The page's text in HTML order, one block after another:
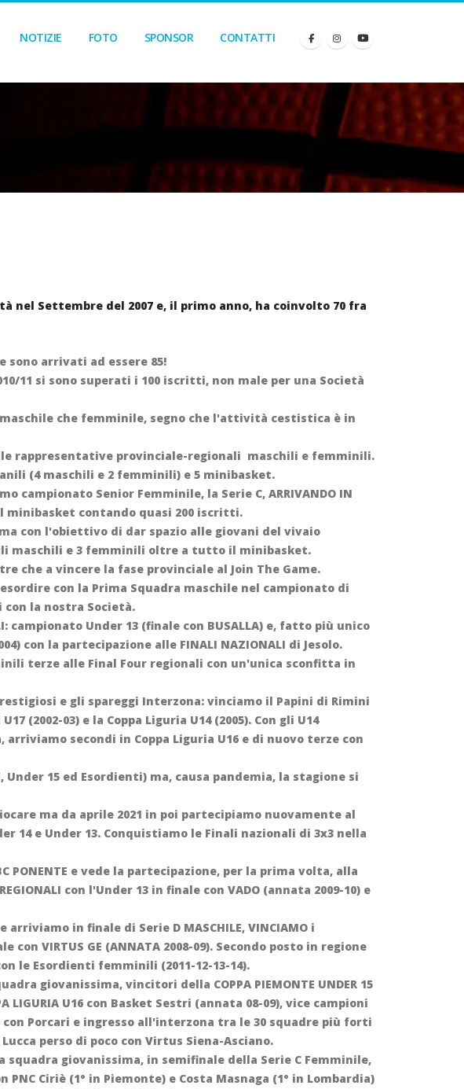
NOTIZIE FOTO SPONSOR CONTATTI
nel Settembre del 2007 e, il primo anno, ha coinvolto 70 fra
sono arrivati ad essere 85!
11 si sono superati i 100 iscritti, non male per una Società
che femminile, segno che l'attività cestistica è in
rappresentative provinciale-regionali maschili e femminili.
(4 maschili e 2 femminili) e 5 minibasket.
Senior Femminile, la Serie C, ARRIVANDO IN
minibasket contando quasi 200 iscritti.
con l'obiettivo di dar spazio alle giovani del vivaio
maschili e 3 femminili oltre a tutto il minibasket.
che a vincere la fase provinciale al Join The Game.
con la Prima Squadra maschile nel campionato di
la nostra Società.
campionato Under 13 (finale con BUSALLA) e, fatto più unico
con la partecipazione alle FINALI NAZIONALI di Jesolo.
terze alle Final Four regionali con un'unica sconfitta in
e gli spareggi Interzona: vinciamo il Papini di Rimini
(2002-03) e la Coppa Liguria U14 (2005). Con gli U14
secondi in Coppa Liguria U16 e di nuovo terze con
15 ed Esordienti) ma, causa pandemia, la stagione si
ma da aprile 2021 in poi partecipiamo nuovamente al
14 e Under 13. Conquistiamo le Finali nazionali di 3x3 nella
PONENTE e vede la partecipazione, per la prima volta, alla
con l'Under 13 in finale con VADO (annata 2009-10) e
arriviamo in finale di Serie D MASCHILE, VINCIAMO i
con VIRTUS GE (ANNATA 2008-09). Secondo posto in regione
le Esordienti femminili (2011-12-13-14).
giovanissima, vincitori della COPPA PIEMONTE UNDER 15
U16 con Basket Sestri (annata 08-09), vice campioni
Porcari e ingresso all'interzona tra le 30 squadre più forti
perso di poco con Virtus Siena-Asciano.
squadra giovanissima, in semifinale della Serie C Femminile,
PNC Ciriè (1° in Piemonte) e Costa Masnaga (1° in Lombardia)